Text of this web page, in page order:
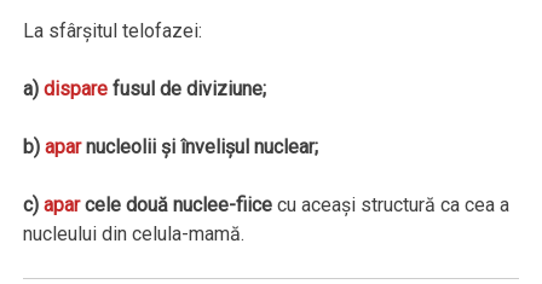
La sfârşitul telofazei:
a)dispare fusul de diviziune;
b) apar nucleolii şi învelişul nuclear;
c) aparcele două nuclee-fiice cu aceaşi structură ca cea a
nucleului din celula-mamă.